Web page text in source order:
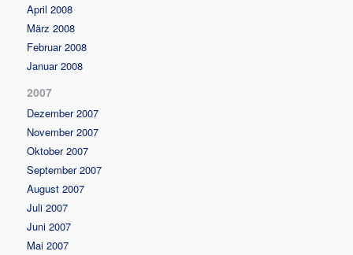
April 2008
März 2008
Februar 2008
Januar 2008
2007
Dezember 2007
November 2007
Oktober 2007
September 2007
August 2007
Juli 2007
Juni 2007
Mai 2007